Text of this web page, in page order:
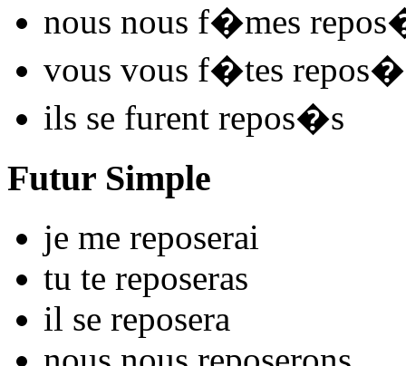
nous nous f�mes repos
vous vous f�tes repos
ils se furent repos�s
Futur Simple
je me reposerai
tu te reposeras
il se reposera